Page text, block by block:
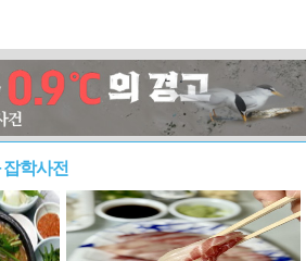
학사전